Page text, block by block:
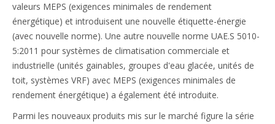
valeurs MEPS (exigences minimales de rendement
énergétique) et introduisent une nouvelle étiquette-énergie
(avec nouvelle norme). Une autre nouvelle norme UAE.S 5010-
5:2011 pour systèmes de climatisation commerciale et
industrielle (unités gainables, groupes d'eau glacée, unités de
toit, systèmes VRF) avec MEPS (exigences minimales de
rendement énergétique) a également été introduite.
Parmi les nouveaux produits mis sur le marché figure la série